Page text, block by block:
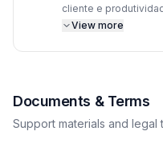
cliente e
de 500 aplicativos e
contínuo, adaptado
View more
Documents & Terms
Support materials and legal